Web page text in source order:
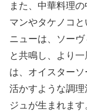
また、中華料理
マンやタケノコ
ニューは、ソー
と共鳴し、より
は、オイスター
活かすような調
ジュが生まれます